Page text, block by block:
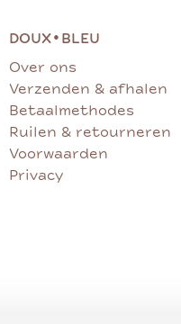
DOUX• BLEU
Over ons
Verzenden & afhalen
Betaalmethodes
Ruilen & retourneren
Voorwaarden
Privacy